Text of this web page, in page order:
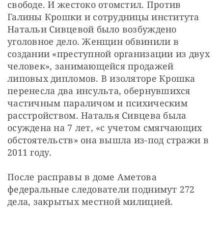
свободе. И жестоко отомстил. Против
Галины Крошки и сотрудницы института
Натальи Сивцевой было возбуждено
уголовное дело. Женщин обвинили в
создании «преступной организации из двух
человек», занимающейся продажей
липовых дипломов. В изоляторе Крошка
перенесла два инсульта, обернувшихся
частичным параличом и психическим
расстройством. Наталья Сивцева была
осуждена на 7 лет, «с учетом смягчающих
обстоятельств» она вышла из-под стражи в
2011 году.
После расправы в доме Аметова
федеральные следователи поднимут 272
дела, закрытых местной милицией.